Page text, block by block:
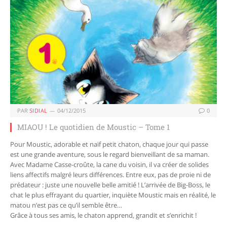
PAR SIDIAL 04/12/2015 0
MIAOU ! Le quotidien de Moustic – Tome 1
Pour Moustic, adorable et naïf petit chaton, chaque jour qui passe
est une grande aventure, sous le regard bienveillant de sa maman.
Avec Madame Casse-croûte, la cane du voisin, il va créer de solides
liens affectifs malgré leurs différences. Entre eux, pas de proie ni de
prédateur : juste une nouvelle belle amitié ! L’arrivée de Big­-Boss, le
chat le plus effrayant du quartier, inquiète Moustic mais en réalité, le
matou n’est pas ce qu’il semble être…
Grâce à tous ses amis, le chaton apprend, grandit et s’enrichit !